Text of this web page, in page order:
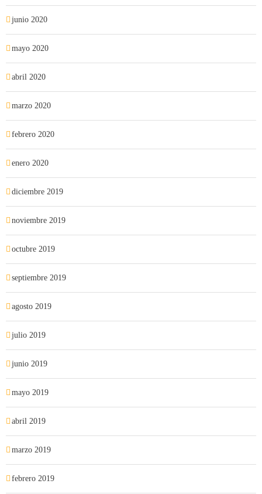
junio 2020
mayo 2020
abril 2020
marzo 2020
febrero 2020
enero 2020
diciembre 2019
noviembre 2019
octubre 2019
septiembre 2019
agosto 2019
julio 2019
junio 2019
mayo 2019
abril 2019
marzo 2019
febrero 2019